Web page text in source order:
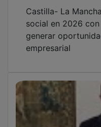
social en 2026 con
generar
empresarial